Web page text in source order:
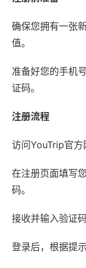
确保您拥有一张
值。
准备好您的手机
证码。
注册流程
访问YouTrip官方
在注册页面填写
码。
接收并输入验证
登录后，根据提